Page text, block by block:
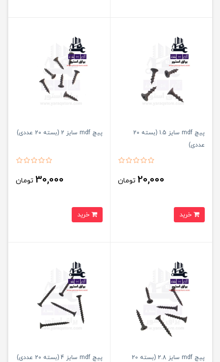
پیچ mdf سایز 1.5 (بسته 20
عددی)
20,000 تومان
پیچ mdf سایز 2 (بسته 20 عددی)
30,000 تومان
پیچ mdf سایز 2.8 (بسته 20
پیچ mdf سایز 4 (بسته 20 عددی)